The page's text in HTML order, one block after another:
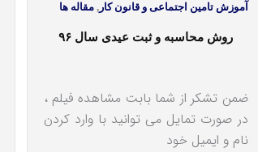
آموزش تامین اجتماعی و قانون کار,مقاله ها
روش محاسبه و ثبت عیدی سال ۹۶
ضمن تشکر از شما بابت مشاهده فیلم ،
در صورت تمایل می توانید با وارد کردن
نام و ایمیل خود